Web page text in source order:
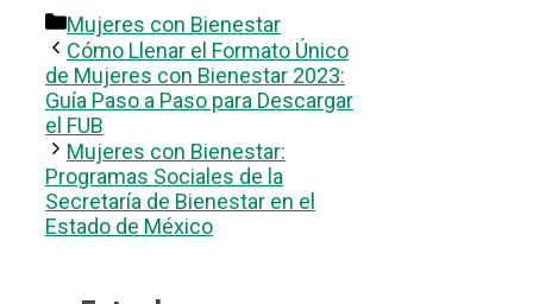
Categorías
Mujeres con Bienestar
Cómo Llenar el Formato Único
de Mujeres con Bienestar 2023:
Guía Paso a Paso para Descargar
el FUB
Mujeres con Bienestar:
Programas Sociales de la
Secretaría de Bienestar en el
Estado de México